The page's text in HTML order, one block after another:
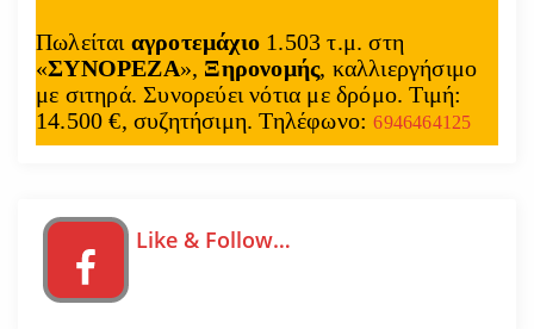
Πωλείται αγροτεμάχιο 1.503 τ.μ. στη
«ΣΥΝΟΡΕΖΑ», Ξηρονομής, καλλιεργήσιμο
με σιτηρά. Συνορεύει νότια με δρόμο. Τιμή:
14.500 €, συζητήσιμη. Τηλέφωνο:6946464125
Like & Follow…